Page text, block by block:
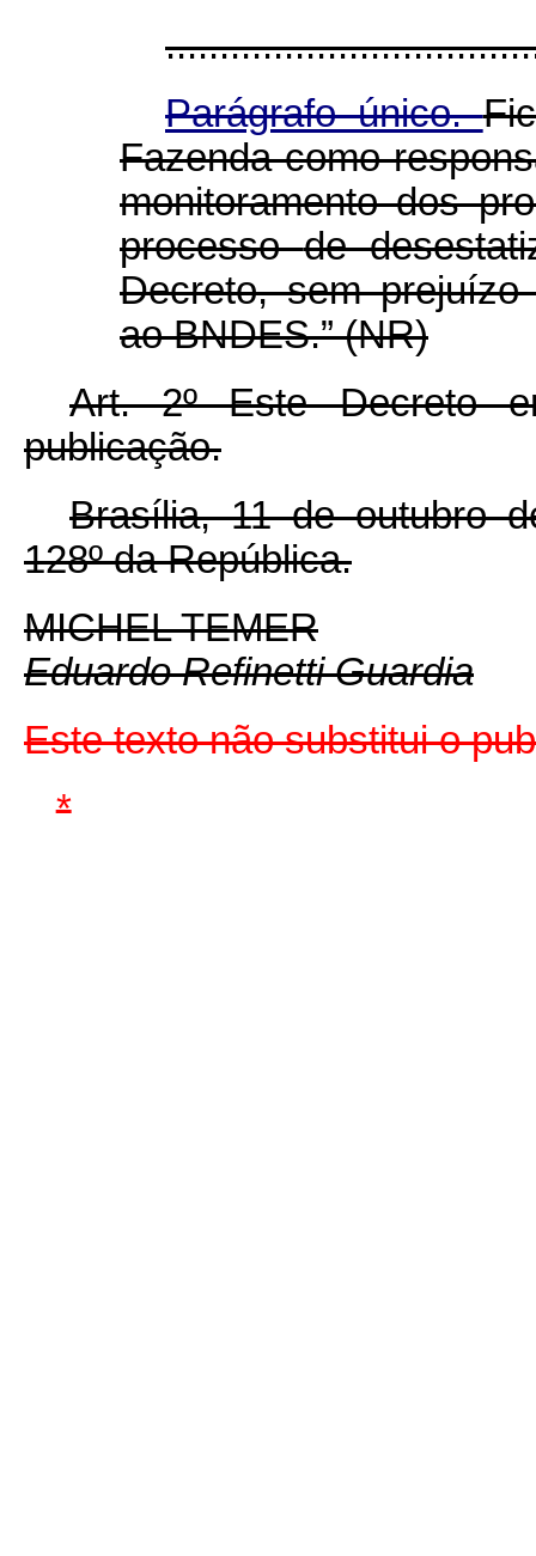
Parágrafo único.
Fazenda como
monitoramento dos
processode
Decreto, sem
ao BNDES.” (NR)
Art. 2º Este Decreto
publicação.
Brasília, 11 de outubro
128º da República.
MICHEL TEMER
Eduardo Refinetti Guardia
Este texto não substitui o
*